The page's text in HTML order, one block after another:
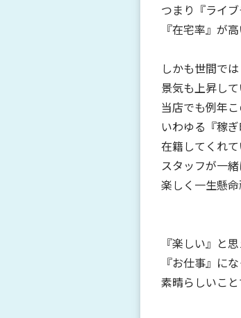
つまり『ライ
『在宅率』が
しかも世間で
景気も上昇し
当店でも例年
いわゆる『稼
在籍してくれ
スタッフが一
楽しく一生懸
『楽しい』と
『お仕事』に
素晴らしいこ